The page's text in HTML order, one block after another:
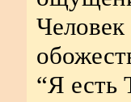
“Я есть